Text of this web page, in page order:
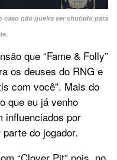
não queira ser chutado para
que “Fame & Folly”
os deuses do RNG e
com você”. Mais do
que eu já venho
influenciados por
do jogador.